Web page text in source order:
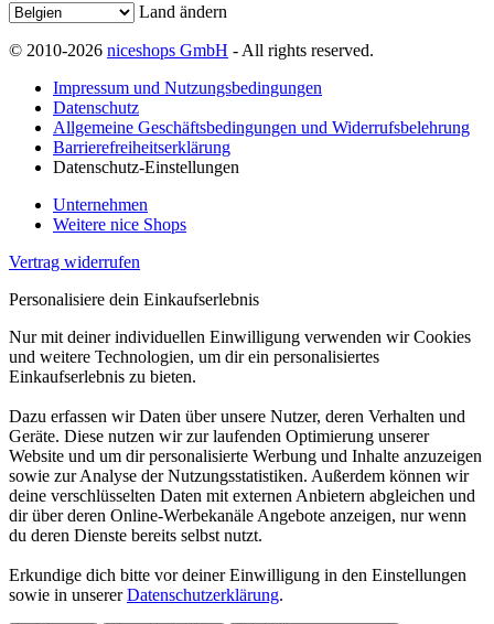
Land ändern
© 2010-2026 niceshops GmbH - All rights reserved.
Impressum und Nutzungsbedingungen
Datenschutz
Allgemeine Geschäftsbedingungen und Widerrufsbelehrung
Barrierefreiheitserklärung
Datenschutz-Einstellungen
Unternehmen
Weitere nice Shops
Vertrag widerrufen
Personalisiere dein Einkaufserlebnis
Nur mit deiner individuellen Einwilligung verwenden wir Cookies
und weitere Technologien, um dir ein personalisiertes
Einkaufserlebnis zu bieten.
Dazu erfassen wir Daten über unsere Nutzer, deren Verhalten und
Geräte. Diese nutzen wir zur laufenden Optimierung unserer
Website und um dir personalisierte Werbung und Inhalte anzuzeigen
sowie zur Analyse der Nutzungsstatistiken. Außerdem können wir
deine verschlüsselten Daten mit externen Anbietern abgleichen und
dir über deren Online-Werbekanäle Angebote anzeigen, nur wenn
du deren Dienste bereits selbst nutzt.
Erkundige dich bitte vor deiner Einwilligung in den Einstellungen
sowie in unsererDatenschutzerklärung.